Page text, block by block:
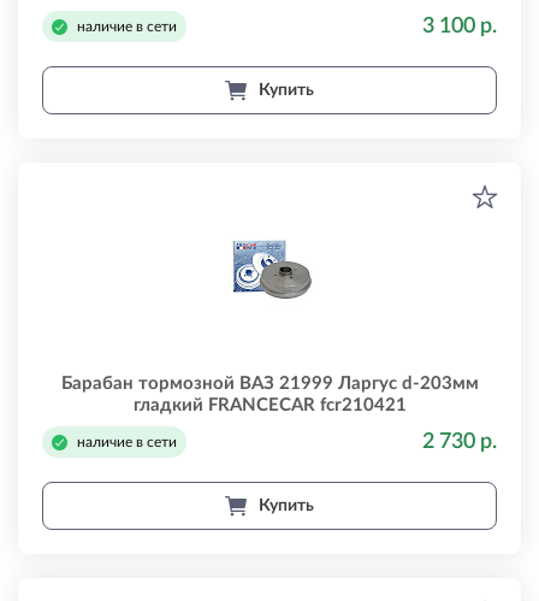
наличие в сети 3 100 р.
Купить
Барабан тормозной ВАЗ 21999 Ларгус d-203мм
гладкий FRANCECAR fcr210421
наличие в сети 2 730 р.
Купить